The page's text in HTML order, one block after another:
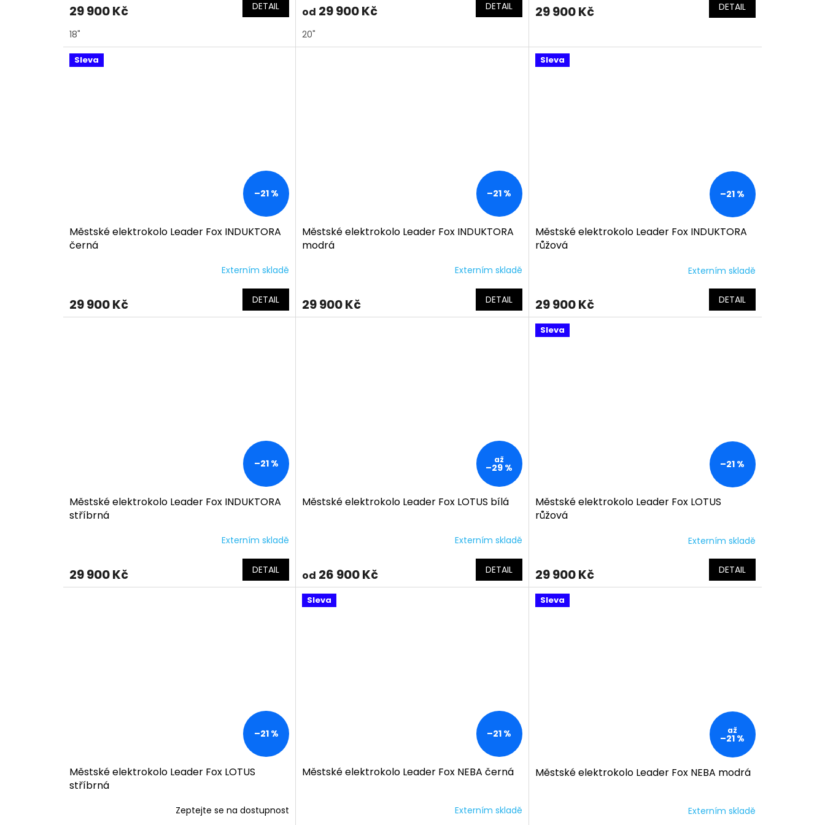
29 900 Kč DETAIL
18"
od 29 900 Kč DETAIL
20"
29 900 Kč DETAIL
Sleva
–21 %
Městské elektrokolo Leader Fox INDUKTORA
černá
Externím skladě
29 900 Kč DETAIL
–21 %
Městské elektrokolo Leader Fox INDUKTORA
modrá
Externím skladě
29 900 Kč DETAIL
Sleva
–21 %
Městské elektrokolo Leader Fox INDUKTORA
růžová
Externím skladě
29 900 Kč DETAIL
–21 %
Městské elektrokolo Leader Fox INDUKTORA
stříbrná
Externím skladě
29 900 Kč DETAIL
až
–29 %
Městské elektrokolo Leader Fox LOTUS bílá
Externím skladě
od 26 900 Kč DETAIL
Sleva
–21 %
Městské elektrokolo Leader Fox LOTUS
růžová
Externím skladě
29 900 Kč DETAIL
–21 %
Městské elektrokolo Leader Fox LOTUS
stříbrná
Zeptejte se na dostupnost
Sleva
–21 %
Městské elektrokolo Leader Fox NEBA černá
Externím skladě
Sleva
až
–21 %
Městské elektrokolo Leader Fox NEBA modrá
Externím skladě